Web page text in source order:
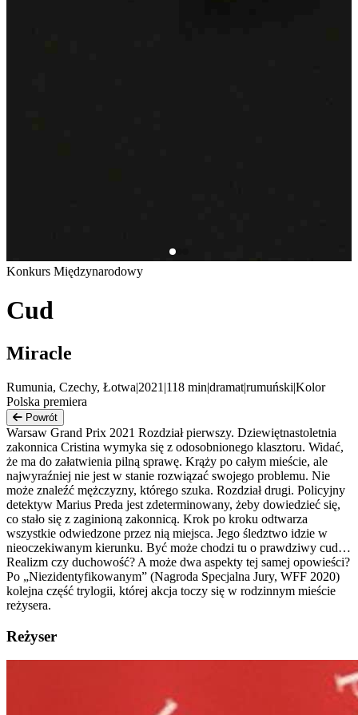
Konkurs Międzynarodowy
Cud
Miracle
Rumunia, Czechy, Łotwa|2021 |118 min|dramat|rumuński|Kolor
Polska premiera
Powrót
Warsaw Grand Prix 2021 Rozdział pierwszy. Dziewiętnastoletnia
zakonnica Cristina wymyka się z odosobnionego klasztoru. Widać,
że ma do załatwienia pilną sprawę. Krąży po całym mieście, ale
najwyraźniej nie jest w stanie rozwiązać swojego problemu. Nie
może znaleźć mężczyzny, którego szuka. Rozdział drugi. Policyjny
detektyw Marius Preda jest zdeterminowany, żeby dowiedzieć się,
co stało się z zaginioną zakonnicą. Krok po kroku odtwarza
wszystkie odwiedzone przez nią miejsca. Jego śledztwo idzie w
nieoczekiwanym kierunku. Być może chodzi tu o prawdziwy cud…
Realizm czy duchowość? A może dwa aspekty tej samej opowieści?
Po „Niezidentyfikowanym” (Nagroda Specjalna Jury, WFF 2020)
kolejna część trylogii, której akcja toczy się w rodzinnym mieście
reżysera.
Reżyser